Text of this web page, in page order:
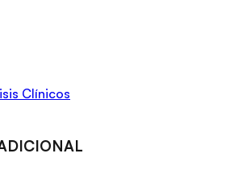
Clínicos